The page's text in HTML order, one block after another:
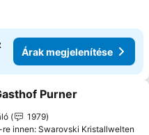
Árak megjelenítése
a kedvencekhez
Purner
1979
re innen: Swarovski Kristallwelten